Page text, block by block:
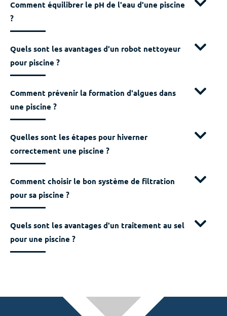
Comment équilibrer le pH de l'eau d'une piscine
?
Quels sont les avantages d'un robot nettoyeur
pour piscine ?
Comment prévenir la formation d'algues dans
une piscine ?
Quelles sont les étapes pour hiverner
correctement une piscine ?
Comment choisir le bon système de filtration
pour sa piscine ?
Quels sont les avantages d'un traitement au sel
pour une piscine ?